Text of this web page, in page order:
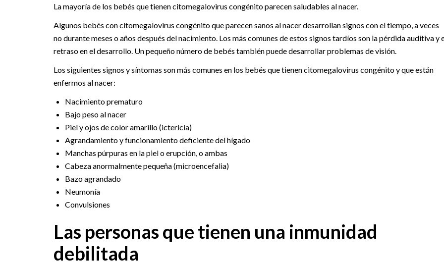
La mayoría de los bebés que tienen citomegalovirus congénito parecen saludables al nacer.
Algunos bebés con citomegalovirus congénito que parecen sanos al nacer desarrollan signos con el tiempo, a veces
no durante meses o años después del nacimiento. Los más comunes de estos signos tardíos son la pérdida auditiva y
retraso en el desarrollo. Un pequeño número de bebés también puede desarrollar problemas de visión.
Los siguientes signos y síntomas son más comunes en los bebés que tienen citomegalovirus congénito y que están
enfermos al nacer:
Nacimiento prematuro
Bajo peso al nacer
Piel y ojos de color amarillo (ictericia)
Agrandamiento y funcionamiento deficiente del hígado
Manchas púrpuras en la piel o erupción, o ambas
Cabeza anormalmente pequeña (microencefalia)
Bazo agrandado
Neumonía
Convulsiones
Las personas que tienen una inmunidad
debilitada